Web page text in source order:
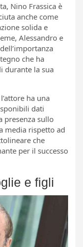
Nino Frassica è
anche come
solida e
Alessandro e
che ha
durante la sua
ha una
dati
presenza sullo
media rispetto ad
che
per il successo
e figli